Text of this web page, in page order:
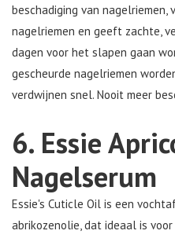
beschadiging van
nagelriemen en geeft zachte,
dagen voor het slapen gaan
gescheurde nagelriemen
verdwijnen snel. Nooit meer
6. Essie
Nagelserum
Essie's Cuticle Oil is een
abrikozenolie, dat ideaal is